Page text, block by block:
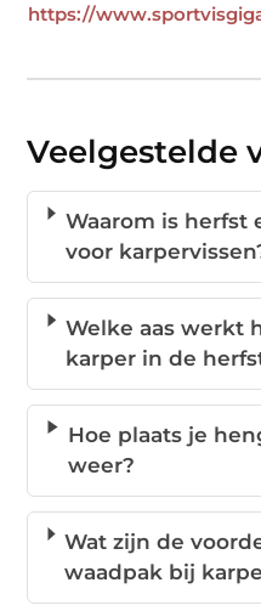
https://
Veelgestelde
Waarom is herfst
voor
Welke aas werkt
karper in de
Hoe plaats je
weer?
Wat zijn de
waadpak bij